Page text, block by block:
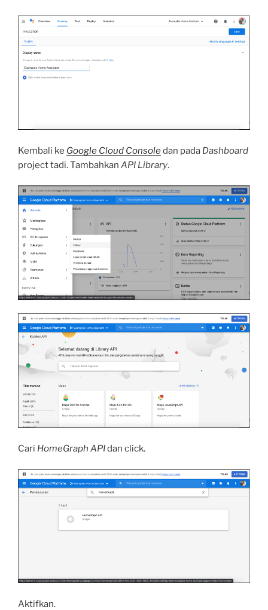
Kembali ke Google Cloud Consoledan pada Dashboard
project tadi. Tambahkan API Library.
Cari HomeGraph APIdan click.
Aktifkan.